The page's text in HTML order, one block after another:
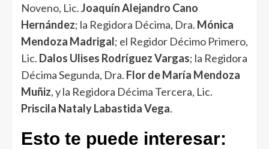
Noveno, Lic.Joaquín Alejandro Cano
Hernández; la Regidora Décima, Dra. Mónica
Mendoza Madrigal; el Regidor Décimo Primero,
Lic. Dalos Ulises Rodríguez Vargas; la Regidora
Décima Segunda, Dra. Flor de María Mendoza
Muñiz, y la Regidora Décima Tercera, Lic.
Priscila Nataly Labastida Vega.
Esto te puede interesar: